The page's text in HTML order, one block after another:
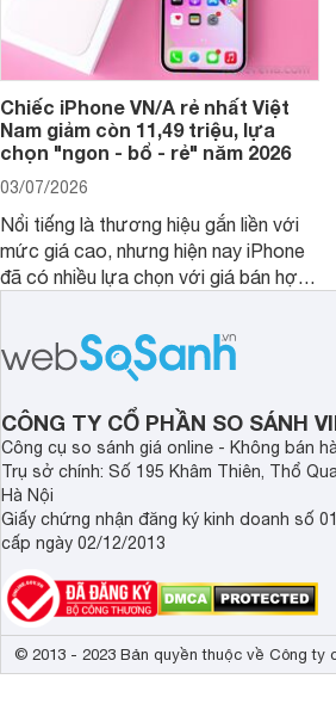
Chiếc iPhone VN/A rẻ nhất Việt
Nam giảm còn 11,49 triệu, lựa
chọn "ngon - bổ - rẻ" năm 2026
03/07/2026
Nổi tiếng là thương hiệu gắn liền với
mức giá cao, nhưng hiện nay iPhone
đã có nhiều lựa chọn với giá bán hợp
cận sản phẩm chính hãng.
CÔNG TY CỔ PHẦN SO SÁNH
Công cụ so sánh giá online - Không bán
Trụ sở chính: Số 195 Khâm Thiên, Thổ
Hà Nội
Giấy chứng nhận đăng ký kinh doanh số
cấp ngày 02/12/2013
© 2013 - 2023 Bản quyền thuộc về Công ty